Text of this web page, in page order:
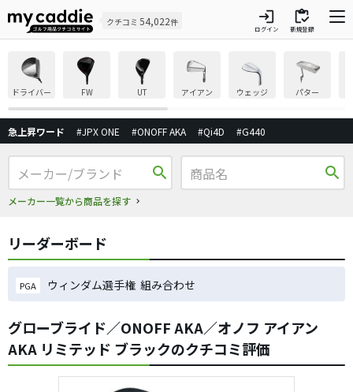
クチコミ 54,022件 login
ログイン
inventory
新規登録
ドライバー FW UT アイアン ウェッジ パター
急上昇ワード #JPX ONE #ONOFF AKA #Qi4D #G440
search
メーカー一覧から商品を探す
search
リーダーボード
PGA ウィンダム選手権 組み合わせ
グローブライド／ONOFF AKA／オノフ アイアン
AKA リミテッド ブラックのクチコミ評価